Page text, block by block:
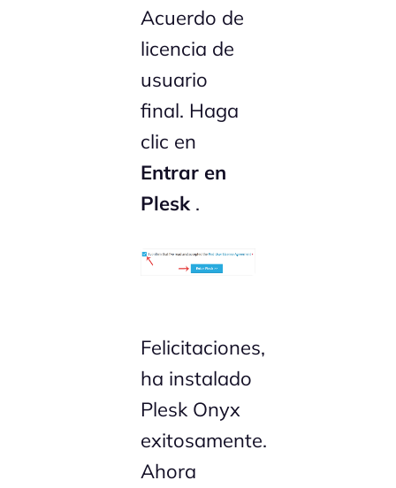
Acuerdo de
licencia de
usuario
final. Haga
clic en
Entrar en
Plesk.
Felicitaciones,
ha instalado
Plesk Onyx
exitosamente.
Ahora